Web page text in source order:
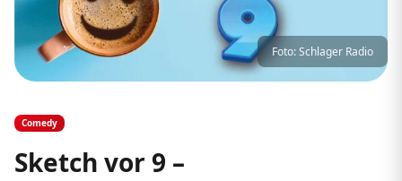
Foto: Schlager Radio
Comedy
Sketch vor 9 –